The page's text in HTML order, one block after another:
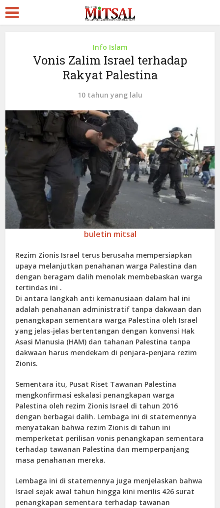
Info Islam
Vonis Zalim Israel terhadap
Rakyat Palestina
10 tahun yang lalu
buletin mitsal
Rezim Zionis Israel terus berusaha mempersiapkan
upaya melanjutkan penahanan warga Palestina dan
dengan beragam dalih menolak membebaskan warga
tertindas ini .
Di antara langkah anti kemanusiaan dalam hal ini
adalah penahanan administratif tanpa dakwaan dan
penangkapan sementara warga Palestina oleh Israel
yang jelas-jelas bertentangan dengan konvensi Hak
Asasi Manusia (HAM) dan tahanan Palestina tanpa
dakwaan harus mendekam di penjara-penjara rezim
Zionis.
Sementara itu, Pusat Riset Tawanan Palestina
mengkonfirmasi eskalasi penangkapan warga
Palestina oleh rezim Zionis Israel di tahun 2016
dengan berbagai dalih. Lembaga ini di statemennya
menyatakan bahwa rezim Zionis di tahun ini
memperketat perilisan vonis penangkapan sementara
terhadap tawanan Palestina dan memperpanjang
masa penahanan mereka.
Lembaga ini di statemennya juga menjelaskan bahwa
Israel sejak awal tahun hingga kini merilis 426 surat
penangkapan sementara terhadap tawanan